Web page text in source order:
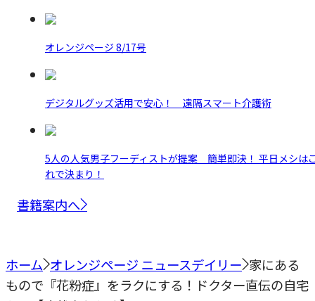
オレンジページ 8/17号
デジタルグッズ活用で安心！ 遠隔スマート介護術
5人の人気男子フーディストが提案 簡単即決！ 平日メシは
れで決まり！
書籍案内へ
ホーム オレンジページ ニュースデイリー 家にある
もので『花粉症』をラクにする！ドクター直伝の自宅